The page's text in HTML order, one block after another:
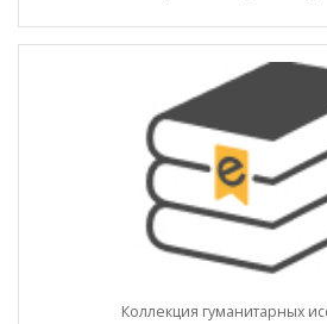
Коллекция гуманитарных